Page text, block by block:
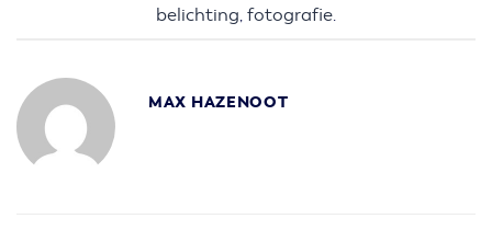
belichting, fotografie.
MAX HAZENOOT